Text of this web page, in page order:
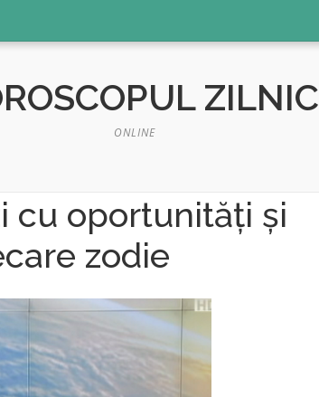
ZILNIC
ONLINE
cu oportunități și
zodie